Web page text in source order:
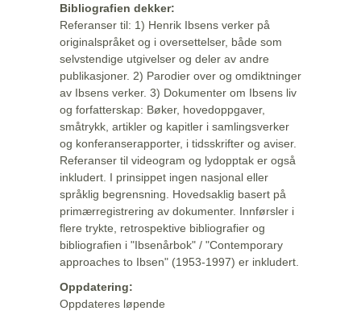
Bibliografien dekker:
Referanser til: 1) Henrik Ibsens verker på
originalspråket og i oversettelser, både som
selvstendige utgivelser og deler av andre
publikasjoner. 2) Parodier over og omdiktninger
av Ibsens verker. 3) Dokumenter om Ibsens liv
og forfatterskap: Bøker, hovedoppgaver,
småtrykk, artikler og kapitler i samlingsverker
og konferanserapporter, i tidsskrifter og aviser.
Referanser til videogram og lydopptak er også
inkludert. I prinsippet ingen nasjonal eller
språklig begrensning. Hovedsaklig basert på
primærregistrering av dokumenter. Innførsler i
flere trykte, retrospektive bibliografier og
bibliografien i "Ibsenårbok" / "Contemporary
approaches to Ibsen" (1953-1997) er inkludert.
Oppdatering:
Oppdateres løpende